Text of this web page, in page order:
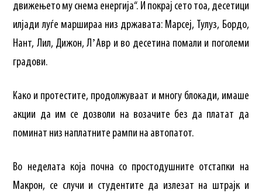
движењето му снема енергија“. И покрај сето тоа, десетици
илјади луѓе маршираа низ државата: Марсеј, Тулуз, Бордо,
Нант, Лил, Дижон, ЛʼАвр и во десетина помали и поголеми
градови.
Како и протестите, продолжуваат и многу блокади, имаше
акции да им се дозволи на возачите без да платат да
поминат низ наплатните рампи на автопатот.
Во неделата која почна со простодушните отстапки на
Макрон, се случи и студентите да излезат на штрајк и